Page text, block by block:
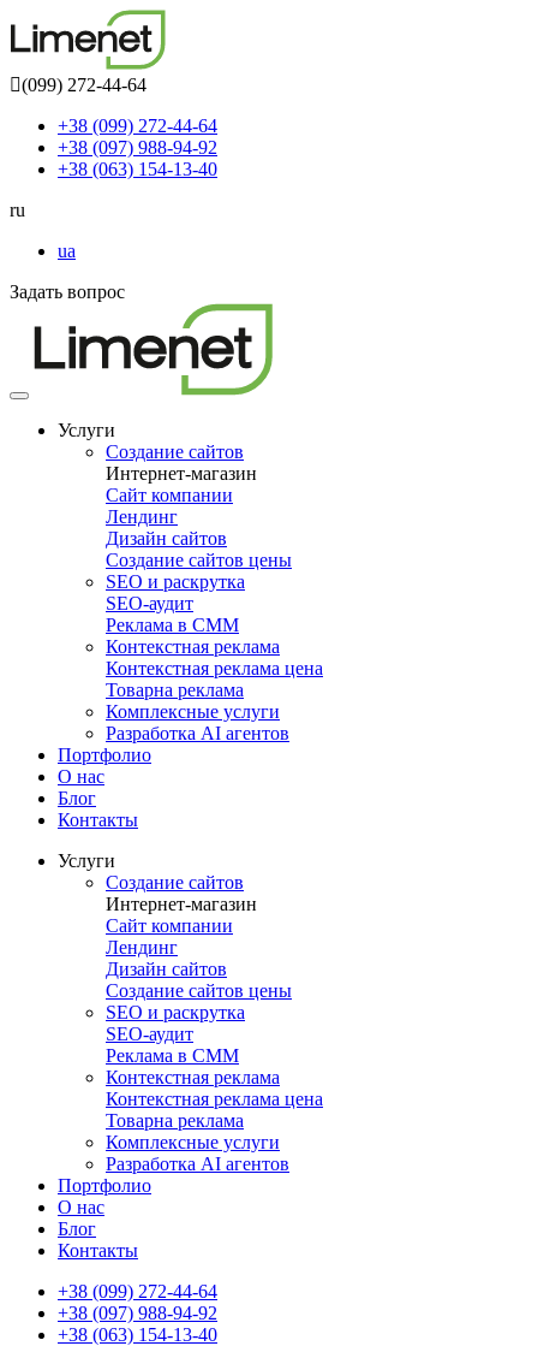
(099) 272-44-64
+38 (099) 272-44-64
+38 (097) 988-94-92
+38 (063) 154-13-40
ru
ua
Задать вопрос
Toggle
navigationУслуги
Создание сайтов
Интернет-магазин
Сайт компании
Лендинг
Дизайн сайтов
Создание сайтов цены
SEO и раскрутка
SEO-аудит
Реклама в СММ
Контекстная реклама
Контекстная реклама цена
Товарна реклама
Комплексные услуги
Разработка AI агентов
Портфолио
О нас
Блог
Контакты
Услуги
Создание сайтов
Интернет-магазин
Сайт компании
Лендинг
Дизайн сайтов
Создание сайтов цены
SEO и раскрутка
SEO-аудит
Реклама в СММ
Контекстная реклама
Контекстная реклама цена
Товарна реклама
Комплексные услуги
Разработка AI агентов
Портфолио
О нас
Блог
Контакты
+38 (099) 272-44-64
+38 (097) 988-94-92
+38 (063) 154-13-40